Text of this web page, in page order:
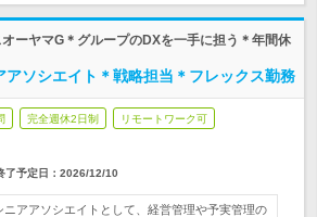
ーヤマG＊グループのDXを一手に担う＊年間休
アソシエイト＊戦略担当＊フレックス勤務
完全週休2日制 リモートワーク可
了予定日： 2026/12/10
ニアアソシエイトとして、経営管理や予実管理の